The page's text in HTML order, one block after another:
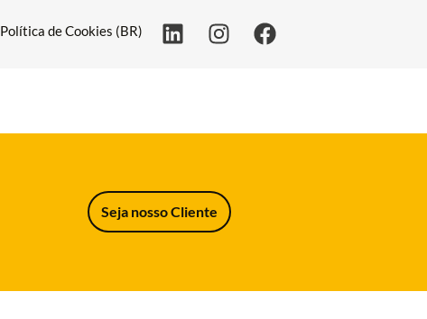
Política de Cookies (BR)
Seja nosso Cliente